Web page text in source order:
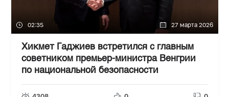
02:35 27 марта 2026
Хикмет Гаджиев встретился с главным
советником премьер-министра Венгрии
по национальной безопасности